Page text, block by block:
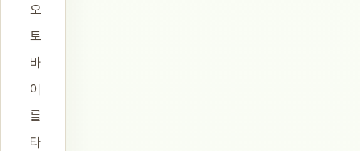
오
토
바
이
를
타